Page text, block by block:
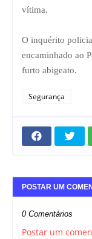
vítima.
O inquérito
encaminhado ao
furto abigeato.
Segurança
POSTAR UM
0 Comentários
Postar um